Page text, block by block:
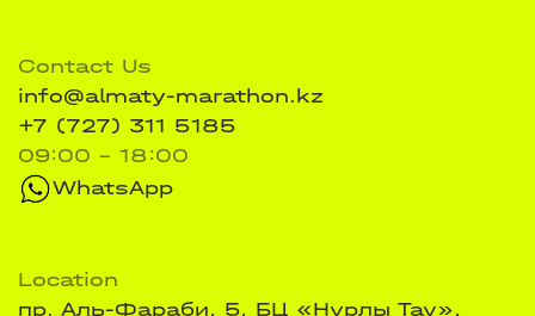
Contact Us
info@almaty-marathon.kz
+7 (727) 311 5185
09:00 - 18:00
WhatsApp
Location
пр. Аль-Фараби, 5, БЦ «Нурлы Тау»,